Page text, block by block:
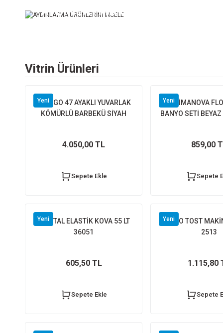
SINBO WAFFLE MAKİNESİ SSM 2589
2.160,00 TL
Sepete Ekle
40X80 CAPELLA MATT BONE 60X60 CAPELLA GRAY
BANYO DOLABI 100 CM TOPKAPI TEMA TENOX
AYDINLATMA ÜRÜNLERİNİ
Vitrin Ürünleri
Yeni
SET&GO 47 AYAKLI YUVARLAK
KÖMÜRLÜ BARBEKÜ SİYAH
4.050,00 TL
Sepete Ekle
YeniPRİMANOVA
BANYO SETİ
859,00
Sepete
Yeni
KRİSTAL ELASTİK KOVA 55 LT
36051
605,50 TL
Sepete Ekle
Yeni
SINBO TOST
2513
1.115,80
Sepete